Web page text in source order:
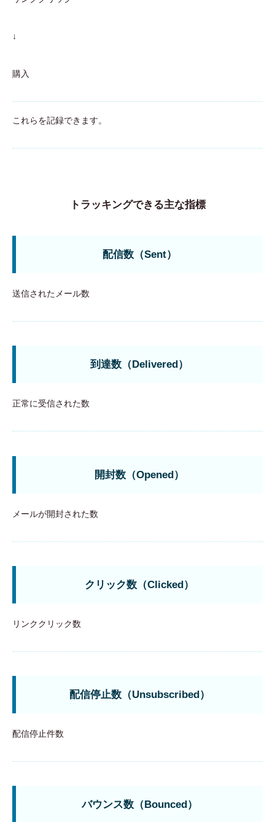
↓
購入
これらを記録できます。
トラッキングできる主な指標
配信数（Sent）
送信されたメール数
到達数（Delivered）
正常に受信された数
開封数（Opened）
メールが開封された数
クリック数（Clicked）
リンククリック数
配信停止数（Unsubscribed）
配信停止件数
バウンス数（Bounced）